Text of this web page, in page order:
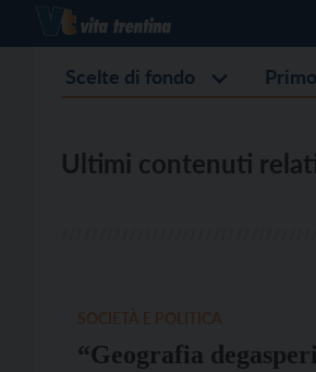
Scelte di fondo
Ultimi contenuti
“Geografia